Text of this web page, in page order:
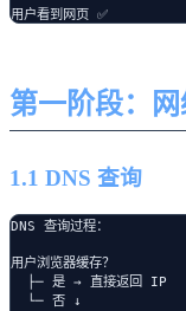
第一阶段：
1.1 DNS 查询
DNS 查询过程：
用户浏览器缓存？
  ├─ 是 → 直接返回 IP
  └─ 否 ↓